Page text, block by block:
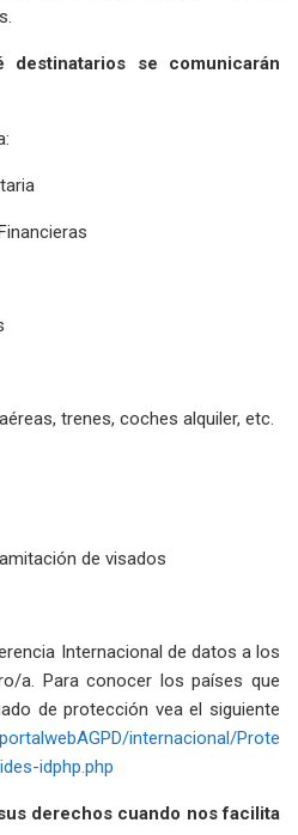
destinatarios se comunicarán
trenes, coches alquiler, etc.
de visados
Internacional de datos a los
a. Para conocer los países que
de protección vea el siguiente
internacional/Prote
idphp.php
derechos cuando nos facilita